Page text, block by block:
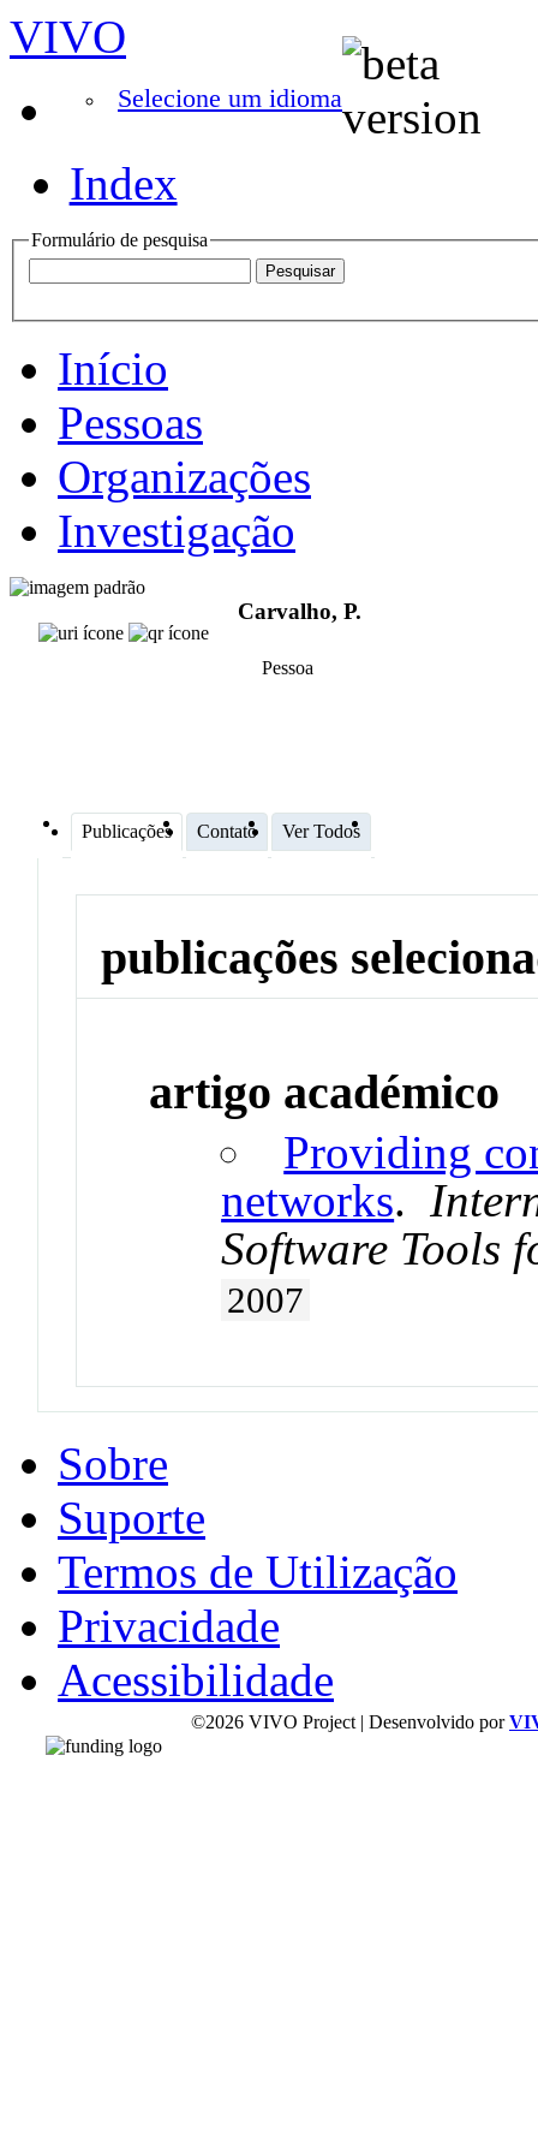
VIVO
Selecione um idioma
Index
Formulário de pesquisa
Início
Pessoas
Organizações
Investigação
Carvalho, P.
Pessoa
Publicações Contato Ver Todos
publicações
artigo académico
Providing
networks.
Software Tools
2007
Sobre
Suporte
Termos de Utilização
Privacidade
Acessibilidade
©2026 VIVO Project | Desenvolvido por